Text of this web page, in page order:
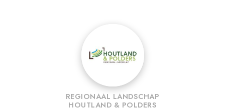
REGIONAAL LANDSCHAP
HOUTLAND & POLDERS